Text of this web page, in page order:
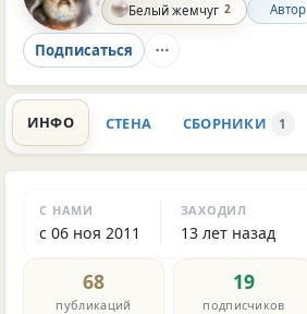
Белый жемчуг 2 Автор
Подписаться
ИНФО СТЕНА СБОРНИКИ 1
С НАМИ
с 06 ноя 2011
ЗАХОДИЛ
13 лет назад
68
публикаций
19
подписчиков